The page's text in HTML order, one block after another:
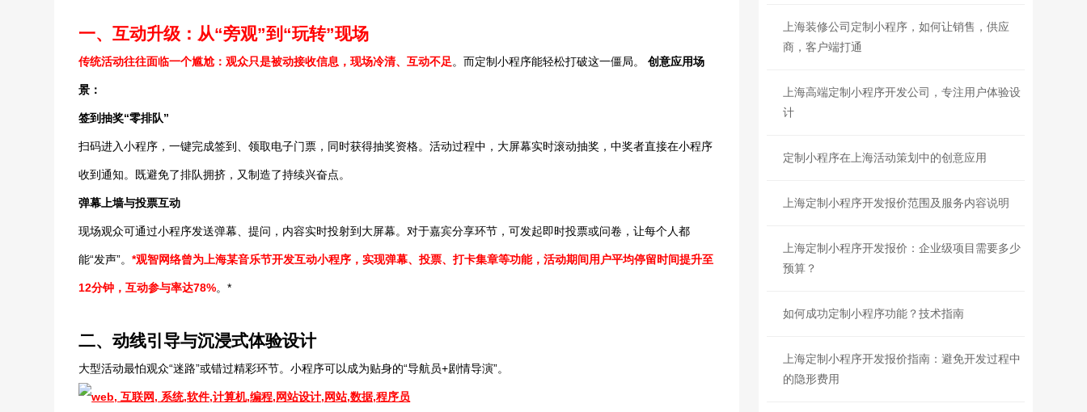
一、互动升级：从“旁观”到“玩转”现场
传统活动往往面临一个尴尬：观众只是被动接收信息，现场冷清、互动不足。而定制小程序能轻松打破这一僵局。创意应用场
景：
签到抽奖“零排队”
扫码进入小程序，一键完成签到、领取电子门票，同时获得抽奖资格。活动过程中，大屏幕实时滚动抽奖，中奖者直接在小程序
收到通知。既避免了排队拥挤，又制造了持续兴奋点。
弹幕上墙与投票互动
现场观众可通过小程序发送弹幕、提问，内容实时投射到大屏幕。对于嘉宾分享环节，可发起即时投票或问卷，让每个人都
能“发声”。*观智网络曾为上海某音乐节开发互动小程序，实现弹幕、投票、打卡集章等功能，活动期间用户平均停留时间提升至
12分钟，互动参与率达78%。*
二、动线引导与沉浸式体验设计
大型活动最怕观众“迷路”或错过精彩环节。小程序可以成为贴身的“导航员+剧情导演”。
上海装修公司定制小程序，如何让销售，供应
商，客户端打通
上海高端定制小程序开发公司，专注用户体验设
计
定制小程序在上海活动策划中的创意应用
上海定制小程序开发报价范围及服务内容说明
上海定制小程序开发报价：企业级项目需要多少
预算？
如何成功定制小程序功能？技术指南
上海定制小程序开发报价指南：避免开发过程中
的隐形费用